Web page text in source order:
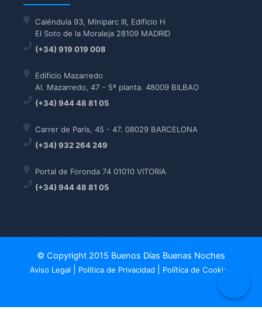
Caléndula 93, Miniparc III, Edificio H
El Soto de la Moraleja 28109 MADRID
(+34) 919 019 008
Edificio Mazarredo
Al. Mazarredo, 47 - 5ª planta. 48009 BILBAO
(+34) 944 48 81 05
Carrer de París, 45 - 47. 08029 BARCELONA
(+34) 932 264 249
Portal de Foronda 74 01010 VITORIA
(+34) 944 48 81 05
© Copyright 2015 Buenos Días Buenas Noches
Aviso Legal Política de Privacidad Política de Cookies